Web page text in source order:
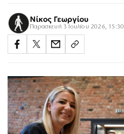
Νίκος Γεωργίου
Παρασκευή 3 Ιουλίου 2026, 15:30